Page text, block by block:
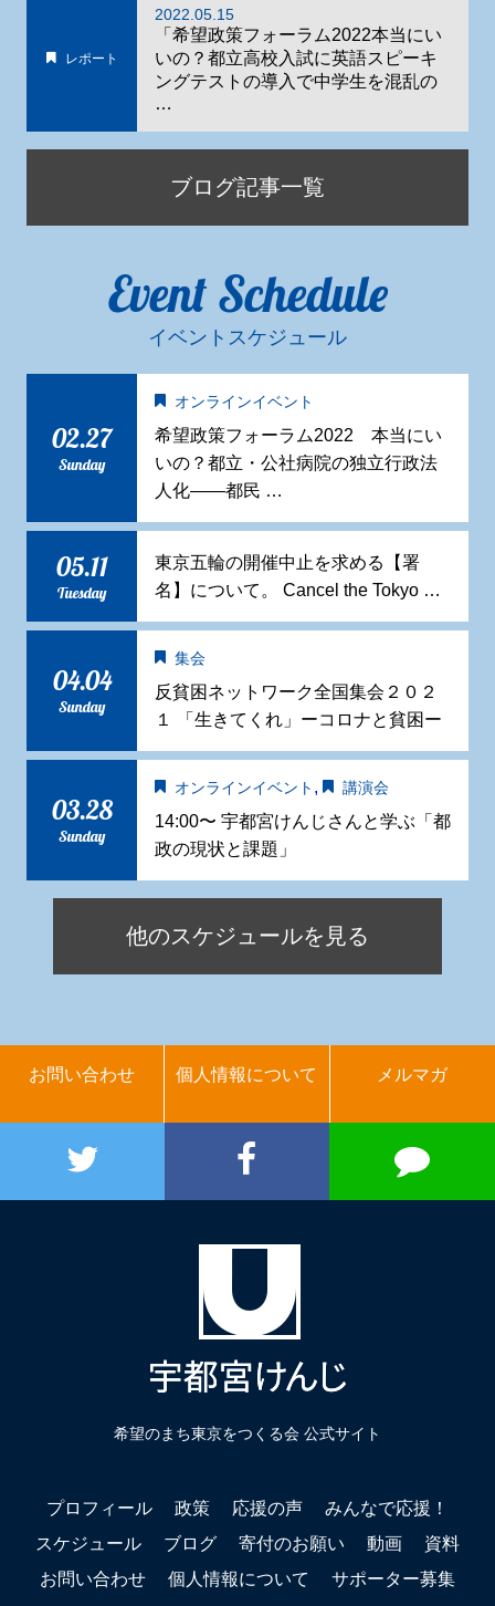
レポート
2022.05.15
「希望政策フォーラム2022本当にい
いの？都立高校入試に英語スピーキ
ングテストの導入で中学生を混乱の
…
ブログ記事一覧
Event Schedule
イベントスケジュール
02.27
Sunday
オンラインイベント
希望政策フォーラム2022 本当にい
いの？都立・公社病院の独立行政法
人化——都民 …
05.11
Tuesday
東京五輪の開催中止を求める【署
名】について。 Cancel the Tokyo …
04.04
Sunday
集会
反貧困ネットワーク全国集会２０２
１ 「生きてくれ」ーコロナと貧困ー
03.28
Sunday
オンラインイベント , 講演会
14:00〜 宇都宮けんじさんと学ぶ「都
政の現状と課題」
他のスケジュールを見る
お問い合わせ 個人情報について メルマガ
希望のまち東京をつくる会 公式サイト
プロフィール 政策 応援の声
みんなで応援！
スケジュール
ブログ 寄付のお願い 動画
資料
お問い合わせ
個人情報について
サポーター募集